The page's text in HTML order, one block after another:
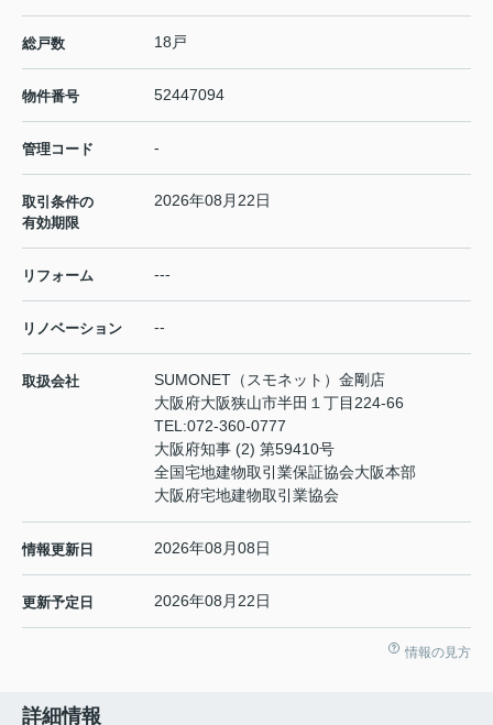
総戸数 18戸
物件番号 52447094
管理コード -
取引条件の
有効期限
2026年08月22日
リフォーム ---
リノベーション --
取扱会社
SUMONET（スモネット）金剛店
大阪府大阪狭山市半田１丁目224-66
TEL:072-360-0777
大阪府知事 (2) 第59410号
全国宅地建物取引業保証協会大阪本部
大阪府宅地建物取引業協会
情報更新日 2026年08月08日
更新予定日 2026年08月22日
情報の見方
詳細情報